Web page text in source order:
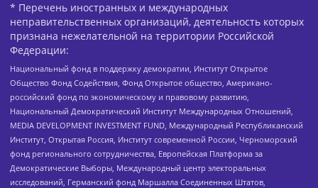
* Перечень иностранных и международных
неправительственных организаций, деятельность которых
признана нежелательной на территории Российской
Федерации:
Национальный фонд в поддержку демократии, Институт Открытое
Общество Фонд Содействия, Фонд Открытое общество, Американо-
российский фонд по экономическому и правовому развитию,
Национальный Демократический Институт Международных Отношений,
MEDIA DEVELOPMENT INVESTMENT FUND, Международный Республиканский
Институт, Открытая Россия, Институт современной России, Черноморский
фонд регионального сотрудничества, Европейская Платформа за
Демократические Выборы, Международный центр электоральных
исследований, Германский фонд Маршалла Соединенных Штатов,